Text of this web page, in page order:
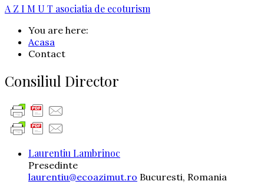
A Z I M U T asociatia de ecoturism
You are here:
Acasa
Contact
Consiliul Director
Laurentiu Lambrinoc
Presedinte
laurentiu@ecoazimut.ro Bucuresti, Romania